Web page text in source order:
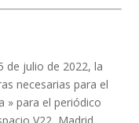
de julio de 2022, la
necesarias para el
» para el periódico